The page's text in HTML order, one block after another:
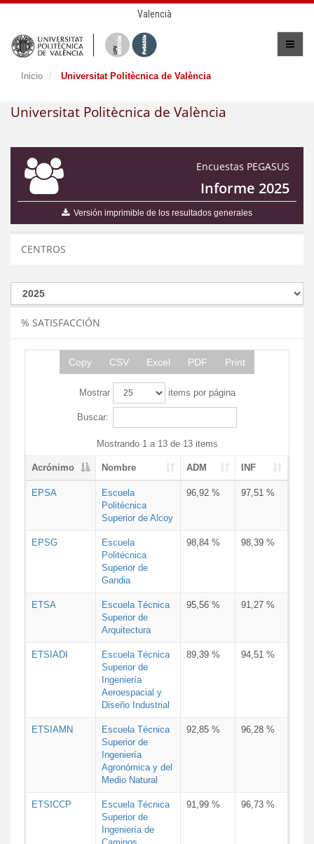
Valencià
Inicio Universitat Politècnica de València
Universitat Politècnica de València
Encuestas PEGASUS
Informe 2025
Versión imprimible de los resultados generales
CENTROS
% SATISFACCIÓN
Copy CSV Excel PDF Print
Mostrar items por página
Buscar:
Mostrando 1 a 13 de 13 items
Acrónimo Nombre ADM INF
EPSA
Escuela
Politécnica
Superior de Alcoy
96,92 % 97,51 %
EPSG
Escuela
Politécnica
Superior de
Gandia
98,84 % 98,39 %
ETSA
Escuela Técnica
Superior de
Arquitectura
95,56 % 91,27 %
ETSIADI
Escuela Técnica
Superior de
Ingeniería
Aeroespacial y
Diseño Industrial
89,39 % 94,51 %
ETSIAMN
Escuela Técnica
Superior de
Ingeniería
Agronómica y del
Medio Natural
92,85 % 96,28 %
ETSICCP
Escuela Técnica
Superior de
Ingeniería de
Caminos,
91,99 % 96,73 %